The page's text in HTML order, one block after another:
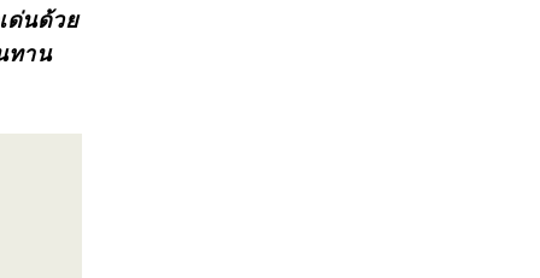
ด่นด้วย
ทาน